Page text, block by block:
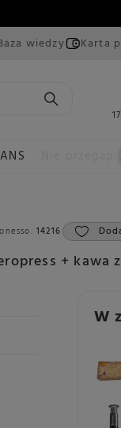
wiedzy Karta
+ kawa
14216
W